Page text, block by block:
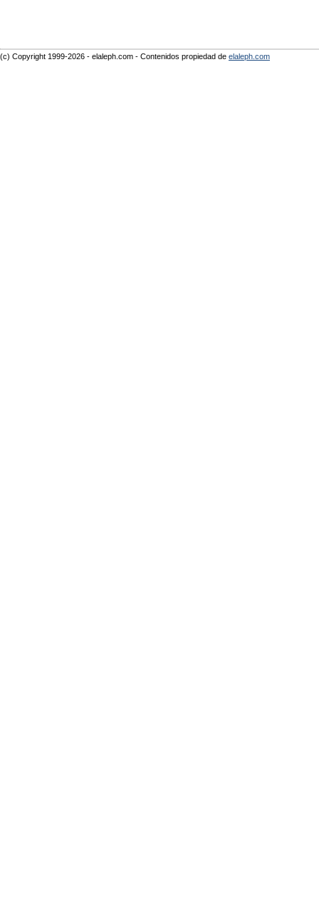
(c) Copyright 1999-2026 - elaleph.com - Contenidos propiedad de elaleph.com